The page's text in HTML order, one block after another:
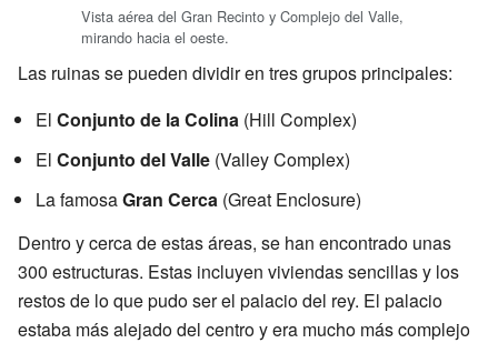
Vista aérea del Gran Recinto y Complejo del Valle,
mirando hacia el oeste.
Las ruinas se pueden dividir en tres grupos principales:
El Conjunto de la Colina (Hill Complex)
El Conjunto del Valle (Valley Complex)
La famosaGran Cerca (Great Enclosure)
Dentro y cerca de estas áreas, se han encontrado unas
300 estructuras. Estas incluyen viviendas sencillas y los
restos de lo que pudo ser el palacio del rey. El palacio
estaba más alejado del centro y era mucho más complejo